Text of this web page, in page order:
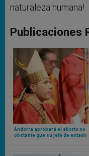
naturaleza humana!
Publicaciones
Andorra aprobará el aborto no
obstante que su jefe de estado